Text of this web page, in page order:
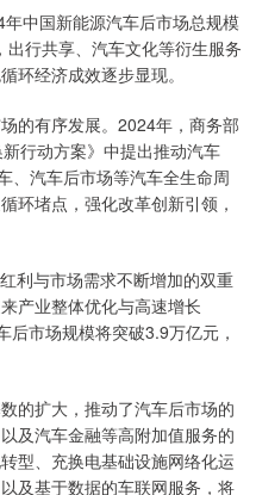
中国新能源汽车后市场总规模
行共享、汽车文化等衍生服务
环经济成效逐步显现。
的有序发展。2024年，商务部
行动方案》中提出推动汽车
、汽车后市场等汽车全生命周
环堵点，强化改革创新引领，
利与市场需求不断增加的双重
产业整体优化与高速增长
后市场规模将突破3.9万亿元，
的扩大，推动了汽车后市场的
及汽车金融等高附加值服务的
型、充换电基础设施网络化运
及基于数据的车联网服务，将